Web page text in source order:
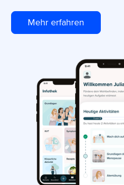
Mehr erfahren